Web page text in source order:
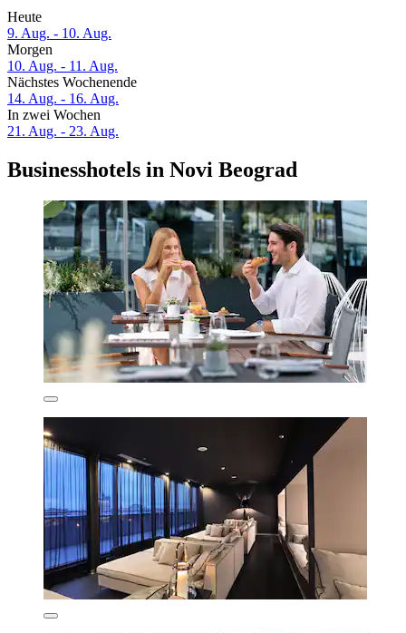
Heute
9. Aug. - 10. Aug.
Morgen
10. Aug. - 11. Aug.
Nächstes Wochenende
14. Aug. - 16. Aug.
In zwei Wochen
21. Aug. - 23. Aug.
Businesshotels in Novi Beograd